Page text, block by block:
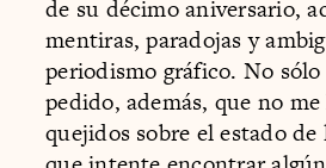
de su décimo aniversario,
mentiras, paradojas y
periodismo gráfico. No sólo
pedido, además, que no
quejidos sobre el estado de